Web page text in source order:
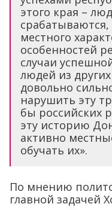
этого края –
срабатываются,
местного
особенностей
случаи
людей из
довольно
нарушить эту
бы российских
эту историю
активно
обучать их».
По мнению
главной задачей